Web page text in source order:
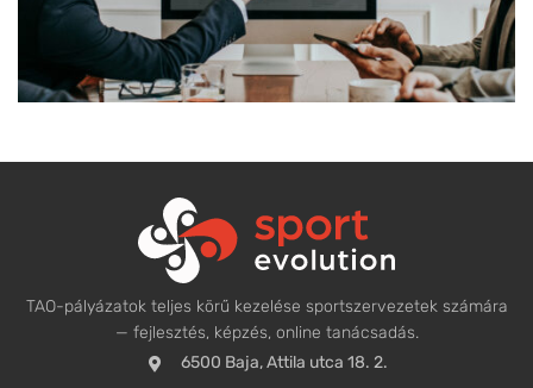
View More
TAO-pályázatok teljes körű kezelése sportszervezetek számára
— fejlesztés, képzés, online tanácsadás.
6500 Baja, Attila utca 18. 2.